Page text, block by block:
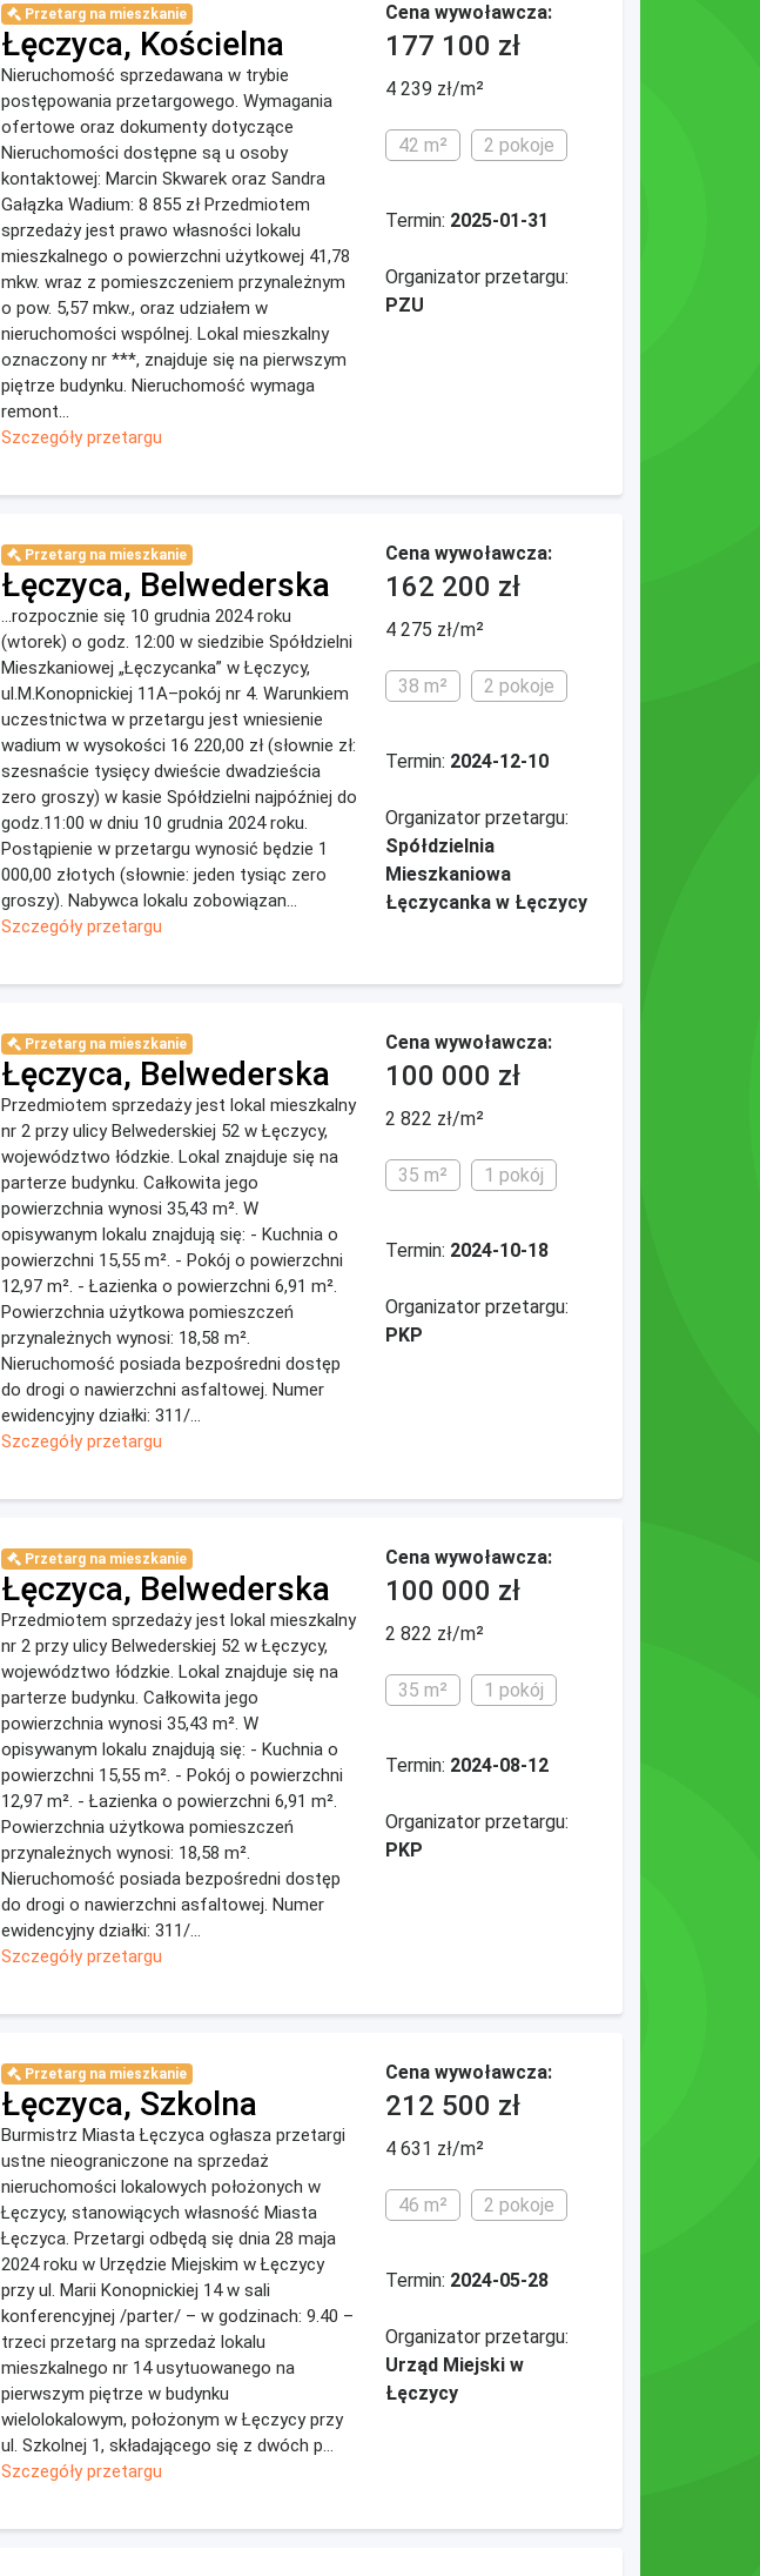
Przetarg na mieszkanie
Łęczyca, Kościelna
Nieruchomość sprzedawana w trybie
postępowania przetargowego. Wymagania
ofertowe oraz dokumenty dotyczące
Nieruchomości dostępne są u osoby
kontaktowej: Marcin Skwarek oraz Sandra
Gałązka Wadium: 8 855 zł Przedmiotem
sprzedaży jest prawo własności lokalu
mieszkalnego o powierzchni użytkowej 41,78
mkw. wraz z pomieszczeniem przynależnym
o pow. 5,57 mkw., oraz udziałem w
nieruchomości wspólnej. Lokal mieszkalny
oznaczony nr ***, znajduje się na pierwszym
piętrze budynku. Nieruchomość wymaga
remont...
Szczegóły przetargu
Cena wywoławcza:
177 100 zł
4 239 zł/m²
42 m² 2 pokoje
Termin: 2025-01-31
Organizator przetargu:
PZU
Przetarg na mieszkanie
Łęczyca, Belwederska
...rozpocznie się 10 grudnia 2024 roku
(wtorek) o godz. 12:00 w siedzibie Spółdzielni
Mieszkaniowej „Łęczycanka” w Łęczycy,
ul.M.Konopnickiej 11A–pokój nr 4. Warunkiem
uczestnictwa w przetargu jest wniesienie
wadium w wysokości 16 220,00 zł (słownie zł:
szesnaście tysięcy dwieście dwadzieścia
zero groszy) w kasie Spółdzielni najpóźniej do
godz.11:00 w dniu 10 grudnia 2024 roku.
Postąpienie w przetargu wynosić będzie 1
000,00 złotych (słownie: jeden tysiąc zero
groszy). Nabywca lokalu zobowiązan...
Szczegóły przetargu
Cena wywoławcza:
162 200 zł
4 275 zł/m²
38 m² 2 pokoje
Termin: 2024-12-10
Organizator przetargu:
Spółdzielnia
Mieszkaniowa
Łęczycanka w Łęczycy
Przetarg na mieszkanie
Łęczyca, Belwederska
Przedmiotem sprzedaży jest lokal mieszkalny
nr 2 przy ulicy Belwederskiej 52 w Łęczycy,
województwo łódzkie. Lokal znajduje się na
parterze budynku. Całkowita jego
powierzchnia wynosi 35,43 m². W
opisywanym lokalu znajdują się: - Kuchnia o
powierzchni 15,55 m². - Pokój o powierzchni
12,97 m². - Łazienka o powierzchni 6,91 m².
Powierzchnia użytkowa pomieszczeń
przynależnych wynosi: 18,58 m².
Nieruchomość posiada bezpośredni dostęp
do drogi o nawierzchni asfaltowej. Numer
ewidencyjny działki: 311/...
Szczegóły przetargu
Cena wywoławcza:
100 000 zł
2 822 zł/m²
35 m² 1 pokój
Termin: 2024-10-18
Organizator przetargu:
PKP
Przetarg na mieszkanie
Łęczyca, Belwederska
Przedmiotem sprzedaży jest lokal mieszkalny
nr 2 przy ulicy Belwederskiej 52 w Łęczycy,
województwo łódzkie. Lokal znajduje się na
parterze budynku. Całkowita jego
powierzchnia wynosi 35,43 m². W
opisywanym lokalu znajdują się: - Kuchnia o
powierzchni 15,55 m². - Pokój o powierzchni
12,97 m². - Łazienka o powierzchni 6,91 m².
Powierzchnia użytkowa pomieszczeń
przynależnych wynosi: 18,58 m².
Nieruchomość posiada bezpośredni dostęp
do drogi o nawierzchni asfaltowej. Numer
ewidencyjny działki: 311/...
Szczegóły przetargu
Cena wywoławcza:
100 000 zł
2 822 zł/m²
35 m² 1 pokój
Termin: 2024-08-12
Organizator przetargu:
PKP
Przetarg na mieszkanie
Łęczyca, Szkolna
Burmistrz Miasta Łęczyca ogłasza przetargi
ustne nieograniczone na sprzedaż
nieruchomości lokalowych położonych w
Łęczycy, stanowiących własność Miasta
Łęczyca. Przetargi odbędą się dnia 28 maja
2024 roku w Urzędzie Miejskim w Łęczycy
przy ul. Marii Konopnickiej 14 w sali
konferencyjnej /parter/ – w godzinach: 9.40 –
trzeci przetarg na sprzedaż lokalu
mieszkalnego nr 14 usytuowanego na
pierwszym piętrze w budynku
wielolokalowym, położonym w Łęczycy przy
ul. Szkolnej 1, składającego się z dwóch p...
Szczegóły przetargu
Cena wywoławcza:
212 500 zł
4 631 zł/m²
46 m² 2 pokoje
Termin: 2024-05-28
Organizator przetargu:
Urząd Miejski w
Łęczycy